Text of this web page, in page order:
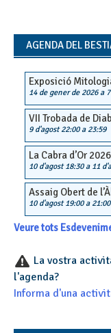
AGENDA DEL
Exposició
14 de gener de 2026a
VII Trobada de
9 d'agost 22:00a 23:59
La Cabra d’Or
10 d'agost 18:30a 11
Assaig Obert de
10 d'agost 19:00a 21:00
Veure tots
La vostra
l'agenda?
Informa d'una